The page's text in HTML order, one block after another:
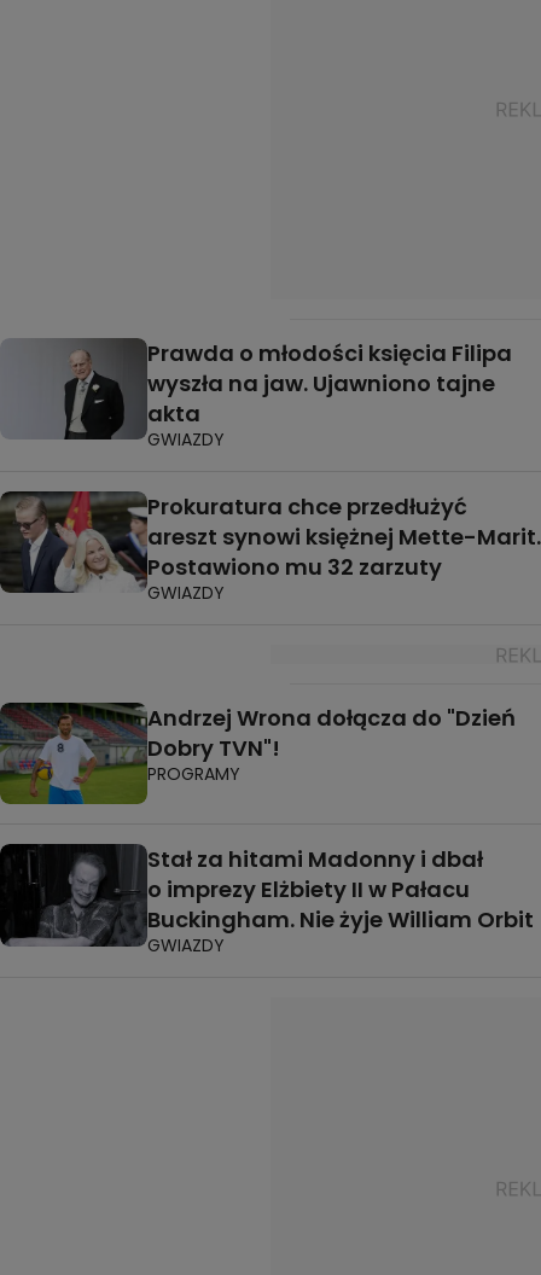
Prawda o młodości księcia Filipa
wyszła na jaw. Ujawniono tajne
akta
GWIAZDY
Prokuratura chce przedłużyć
areszt synowi księżnej Mette-Marit.
Postawiono mu 32 zarzuty
GWIAZDY
Andrzej Wrona dołącza do "Dzień
Dobry TVN"!
PROGRAMY
Stał za hitami Madonny i dbał
o imprezy Elżbiety II w Pałacu
Buckingham. Nie żyje William Orbit
GWIAZDY